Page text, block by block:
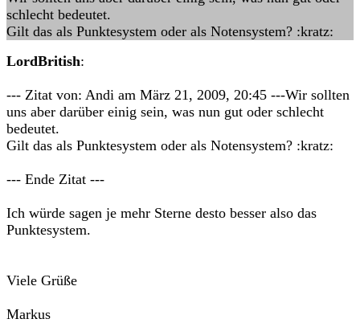
schlecht bedeutet.
Gilt das als Punktesystem oder als Notensystem? :kratz:
LordBritish:
--- Zitat von: Andi am März 21, 2009, 20:45 ---Wir sollten
uns aber darüber einig sein, was nun gut oder schlecht
bedeutet.
Gilt das als Punktesystem oder als Notensystem? :kratz:
--- Ende Zitat ---
Ich würde sagen je mehr Sterne desto besser also das
Punktesystem.
Viele Grüße
Markus